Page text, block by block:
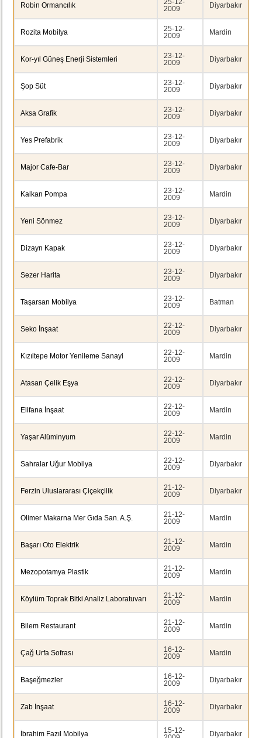
Robin Ormancılık
25-12-
2009
Diyarbakır
Rozita Mobilya
25-12-
2009
Mardin
Kor-yıl Güneş Enerji Sistemleri
23-12-
2009
Diyarbakır
Şop Süt
23-12-
2009
Diyarbakır
Aksa Grafik
23-12-
2009
Diyarbakır
Yes Prefabrik
23-12-
2009
Diyarbakır
Major Cafe-Bar
23-12-
2009
Diyarbakır
Kalkan Pompa
23-12-
2009
Mardin
Yeni Sönmez
23-12-
2009
Diyarbakır
Dizayn Kapak
23-12-
2009
Diyarbakır
Sezer Harita
23-12-
2009
Diyarbakır
Taşarsan Mobilya
23-12-
2009
Batman
Seko İnşaat
22-12-
2009
Diyarbakır
Kızıltepe Motor Yenileme Sanayi
22-12-
2009
Mardin
Atasan Çelik Eşya
22-12-
2009
Diyarbakır
Elifana İnşaat
22-12-
2009
Mardin
Yaşar Alüminyum
22-12-
2009
Mardin
Sahralar Uğur Mobilya
22-12-
2009
Diyarbakır
Ferzin Uluslararası Çiçekçilik
21-12-
2009
Diyarbakır
Olimer Makarna Mer Gıda San. A.Ş.
21-12-
2009
Mardin
Başarı Oto Elektrik
21-12-
2009
Mardin
Mezopotamya Plastik
21-12-
2009
Mardin
Köylüm Toprak Bitki Analiz Laboratuvarı
21-12-
2009
Mardin
Bilem Restaurant
21-12-
2009
Mardin
Çağ Urfa Sofrası
16-12-
2009
Mardin
Başeğmezler
16-12-
2009
Diyarbakır
Zab İnşaat
16-12-
2009
Diyarbakır
İbrahim Fazıl Mobilya
15-12-
Diyarbakır